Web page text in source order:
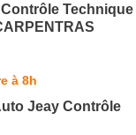
Technique
à 8h
Jeay Contrôle